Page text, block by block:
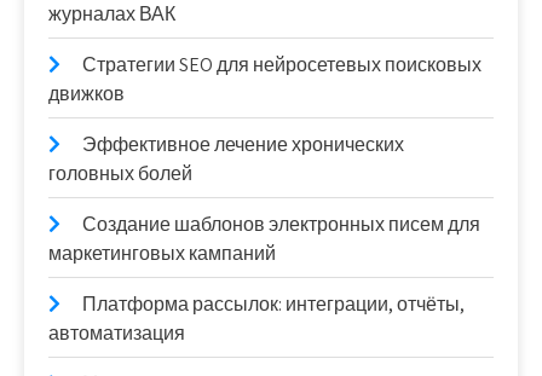
журналах ВАК
Стратегии SEO для нейросетевых поисковых
движков
Эффективное лечение хронических
головных болей
Создание шаблонов электронных писем для
маркетинговых кампаний
Платформа рассылок: интеграции, отчёты,
автоматизация